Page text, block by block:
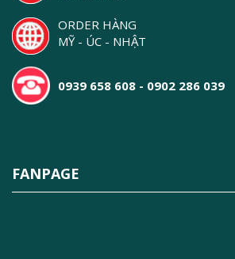
ORDER HÀNG
MỸ - ÚC - NHẬT
0939 658 608 - 0902 286 039
FANPAGE